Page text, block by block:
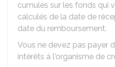
cumulés sur les fonds qui
calculés de la date de
date du remboursement.
Vous ne devez pas payer
intérêts à l'organisme de